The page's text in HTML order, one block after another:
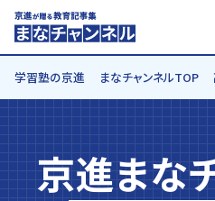
学習塾の京進 まなチャンネルTOP
京進まな